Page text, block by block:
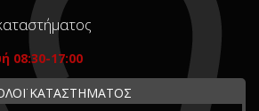
08:30-17:00
ΚΑΤΑΣΤΗΜΑΤΟΣ